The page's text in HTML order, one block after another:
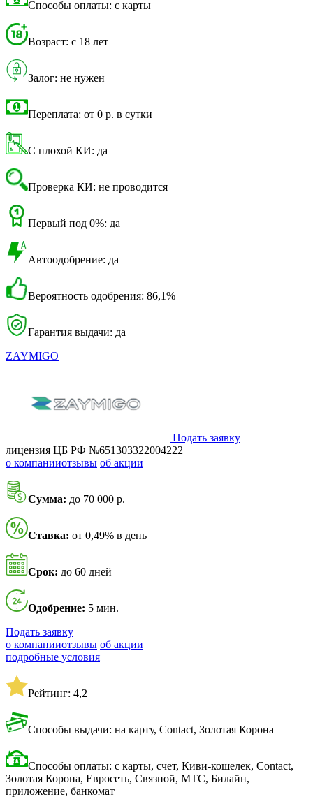
Способы оплаты: с карты
Возраст: с 18 лет
Залог: не нужен
Переплата: от 0 р. в сутки
С плохой КИ: да
Проверка КИ: не проводится
Первый под 0%: да
Автоодобрение: да
Вероятность одобрения: 86,1%
Гарантия выдачи: да
ZAYMIGO
Подать заявку
лицензия ЦБ РФ №651303322004222
о компанииотзывы об акции
Сумма: до 70 000 р.
Ставка: от 0,49% в день
Срок: до 60 дней
Одобрение: 5 мин.
Подать заявку
о компанииотзывы об акции
подробные условия
Рейтинг: 4,2
Способы выдачи: на карту, Contact, Золотая Корона
Способы оплаты: с карты, счет, Киви-кошелек, Contact,
Золотая Корона, Евросеть, Связной, МТС, Билайн,
приложение, банкомат